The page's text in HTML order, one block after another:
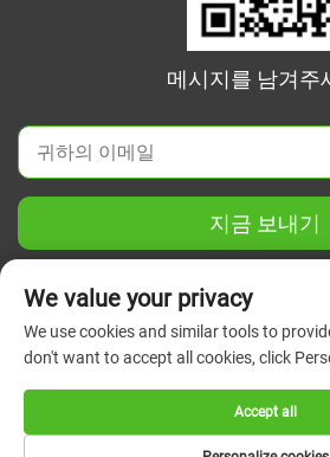
메시지를 남겨주
지금 보내기
Copyright © 2026 중국 장쑤 그린 유니
든 권리 보유.
개인정보
We value your privacy
We use cookies and similar tools to
don't want to accept all cookies, click
Accept all